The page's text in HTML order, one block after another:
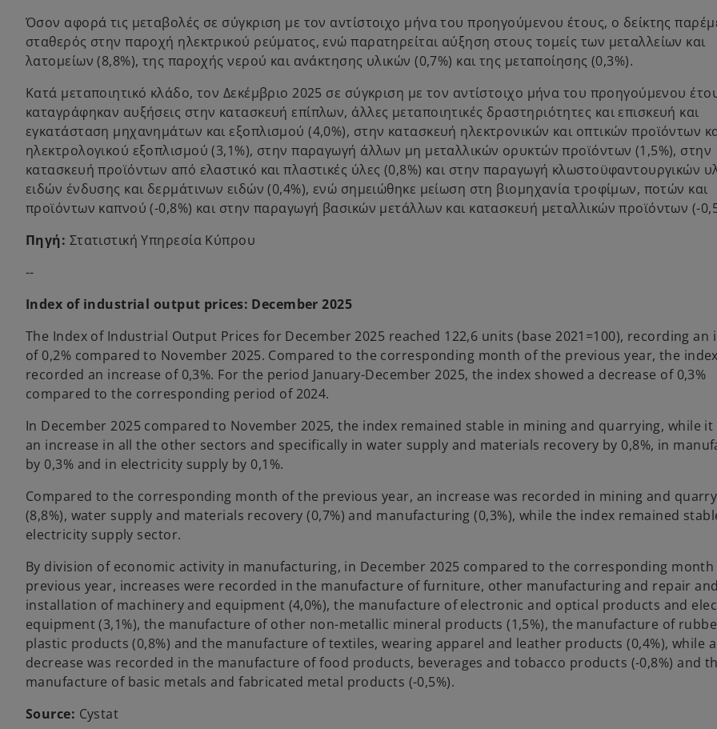
a
b
Όσον αφορά τις μεταβολές σε σύγκριση με τον αντίστοιχο μήνα του προηγούμενου έτους, ο δείκτης
σταθερός στην παροχή ηλεκτρικού ρεύματος, ενώ παρατηρείται αύξηση στους τομείς των μεταλλείων και
λατομείων (8,8%), της παροχής νερού και ανάκτησης υλικών (0,7%) και της μεταποίησης (0,3%).
Κατά μεταποιητικό κλάδο, τον Δεκέμβριο 2025 σε σύγκριση με τον αντίστοιχο μήνα του προηγούμενου
καταγράφηκαν αυξήσεις στην κατασκευή επίπλων, άλλες μεταποιητικές δραστηριότητες και επισκευή και
εγκατάσταση μηχανημάτων και εξοπλισμού (4,0%), στην κατασκευή ηλεκτρονικών και οπτικών προϊόντων
ηλεκτρολογικού εξοπλισμού (3,1%), στην παραγωγή άλλων μη μεταλλικών ορυκτών προϊόντων (1,5%), στην
κατασκευή προϊόντων από ελαστικό και πλαστικές ύλες (0,8%) και στην παραγωγή κλωστοϋφαντουργικών
ειδών ένδυσης και δερμάτινων ειδών (0,4%), ενώ σημειώθηκε μείωση στη βιομηχανία τροφίμων, ποτών και
προϊόντων καπνού (-0,8%) και στην παραγωγή βασικών μετάλλων και κατασκευή μεταλλικών προϊόντων (-
Πηγή: Στατιστική Υπηρεσία Κύπρου
--
Index of industrial output prices: December 2025
The Index of Industrial Output Prices for December 2025 reached 122,6 units (base 2021=100), recording an
of 0,2% compared to November 2025. Compared to the corresponding month of the previous year, the index
recorded an increase of 0,3%. For the period January-December 2025, the index showed a decrease of 0,3%
compared to the corresponding period of 2024.
In December 2025 compared to November 2025, the index remained stable in mining and quarrying, while it
an increase in all the other sectors and specifically in water supply and materials recovery by 0,8%, in
by 0,3% and in electricity supply by 0,1%.
Compared to the corresponding month of the previous year, an increase was recorded in mining and
(8,8%), water supply and materials recovery (0,7%) and manufacturing (0,3%), while the index remained
electricity supply sector.
By division of economic activity in manufacturing, in December 2025 compared to the corresponding
previous year, increases were recorded in the manufacture of furniture, other manufacturing and repair and
installation of machinery and equipment (4,0%), the manufacture of electronic and optical products and
equipment (3,1%), the manufacture of other non-metallic mineral products (1,5%), the manufacture of
plastic products (0,8%) and the manufacture of textiles, wearing apparel and leather products (0,4%), while a
decrease was recorded in the manufacture of food products, beverages and tobacco products (-0,8%) and
manufacture of basic metals and fabricated metal products (-0,5%).
Source: Cystat